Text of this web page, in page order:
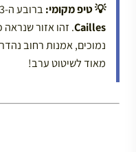
💡 טיפ מקומי: ברובע ה-13 מסתתרת שכונת
Cailles. זהו אזור
נמוכים, אמנות רחוב
מאוד לשיטוט ערב!